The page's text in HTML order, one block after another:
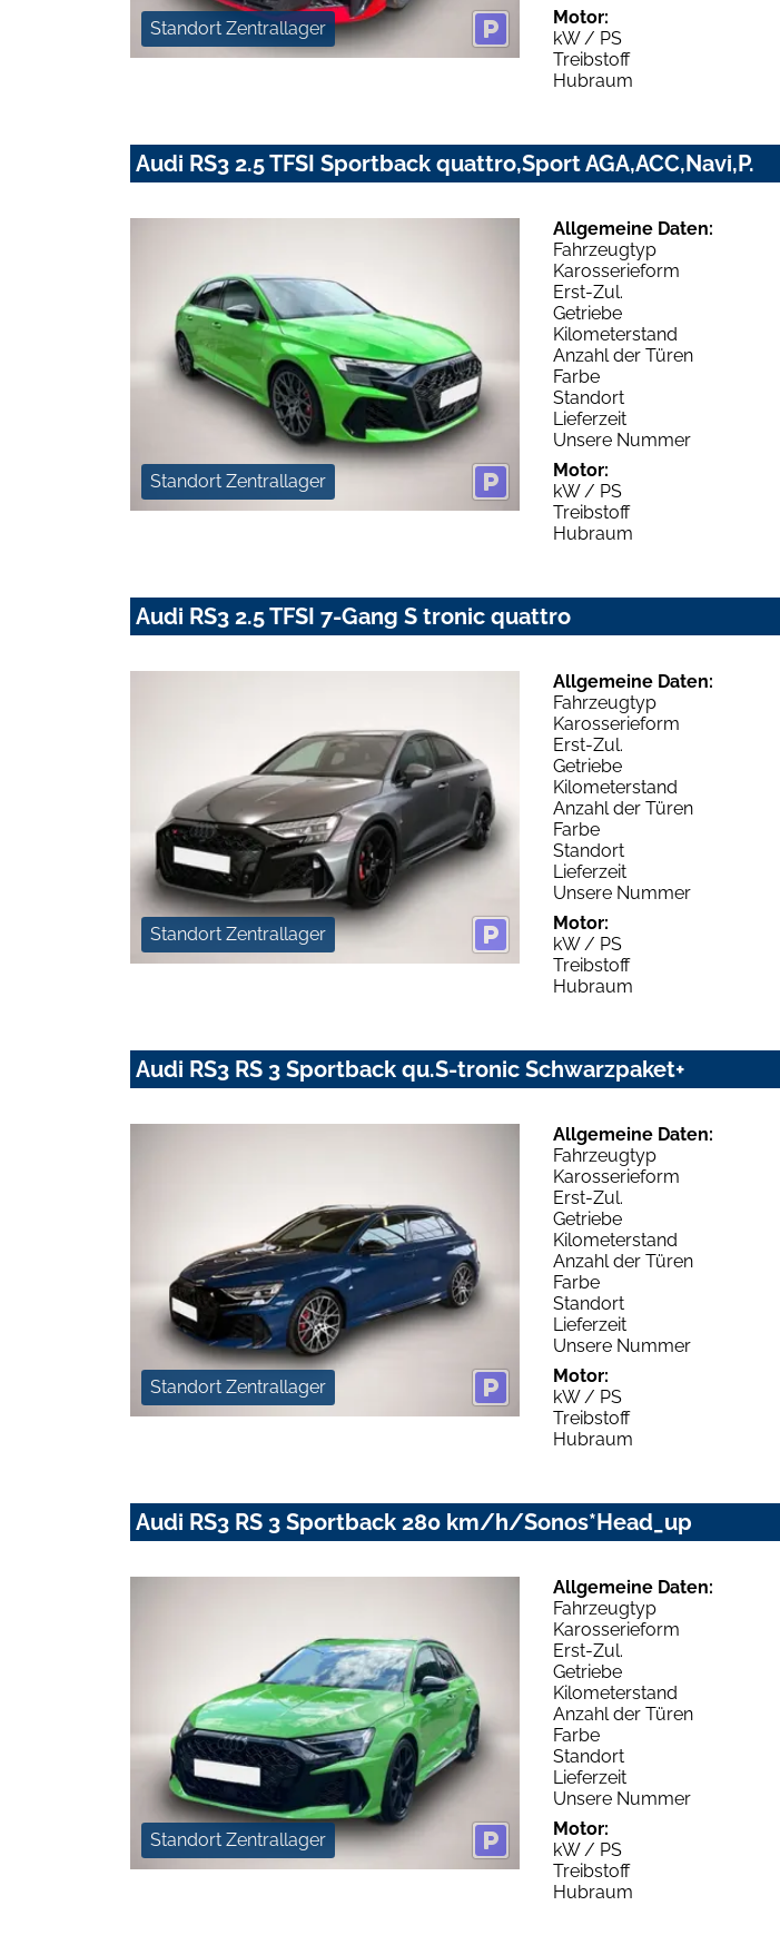
Standort Zentrallager
Motor:
kW / PS
Treibstoff
Hubraum
Audi RS3 2.5 TFSI Sportback quattro,Sport AGA,ACC,Navi,P.
Standort Zentrallager
Allgemeine Daten:
Fahrzeugtyp
Karosserieform
Erst-Zul.
Getriebe
Kilometerstand
Anzahl der Türen
Farbe
Standort
Lieferzeit
Unsere Nummer
Motor:
kW / PS
Treibstoff
Hubraum
Audi RS3 2.5 TFSI 7-Gang S tronic quattro
Standort Zentrallager
Allgemeine Daten:
Fahrzeugtyp
Karosserieform
Erst-Zul.
Getriebe
Kilometerstand
Anzahl der Türen
Farbe
Standort
Lieferzeit
Unsere Nummer
Motor:
kW / PS
Treibstoff
Hubraum
Audi RS3 RS 3 Sportback qu.S-tronic Schwarzpaket+
Standort Zentrallager
Allgemeine Daten:
Fahrzeugtyp
Karosserieform
Erst-Zul.
Getriebe
Kilometerstand
Anzahl der Türen
Farbe
Standort
Lieferzeit
Unsere Nummer
Motor:
kW / PS
Treibstoff
Hubraum
Audi RS3 RS 3 Sportback 280 km/h/Sonos*Head_up
Standort Zentrallager
Allgemeine Daten:
Fahrzeugtyp
Karosserieform
Erst-Zul.
Getriebe
Kilometerstand
Anzahl der Türen
Farbe
Standort
Lieferzeit
Unsere Nummer
Motor:
kW / PS
Treibstoff
Hubraum